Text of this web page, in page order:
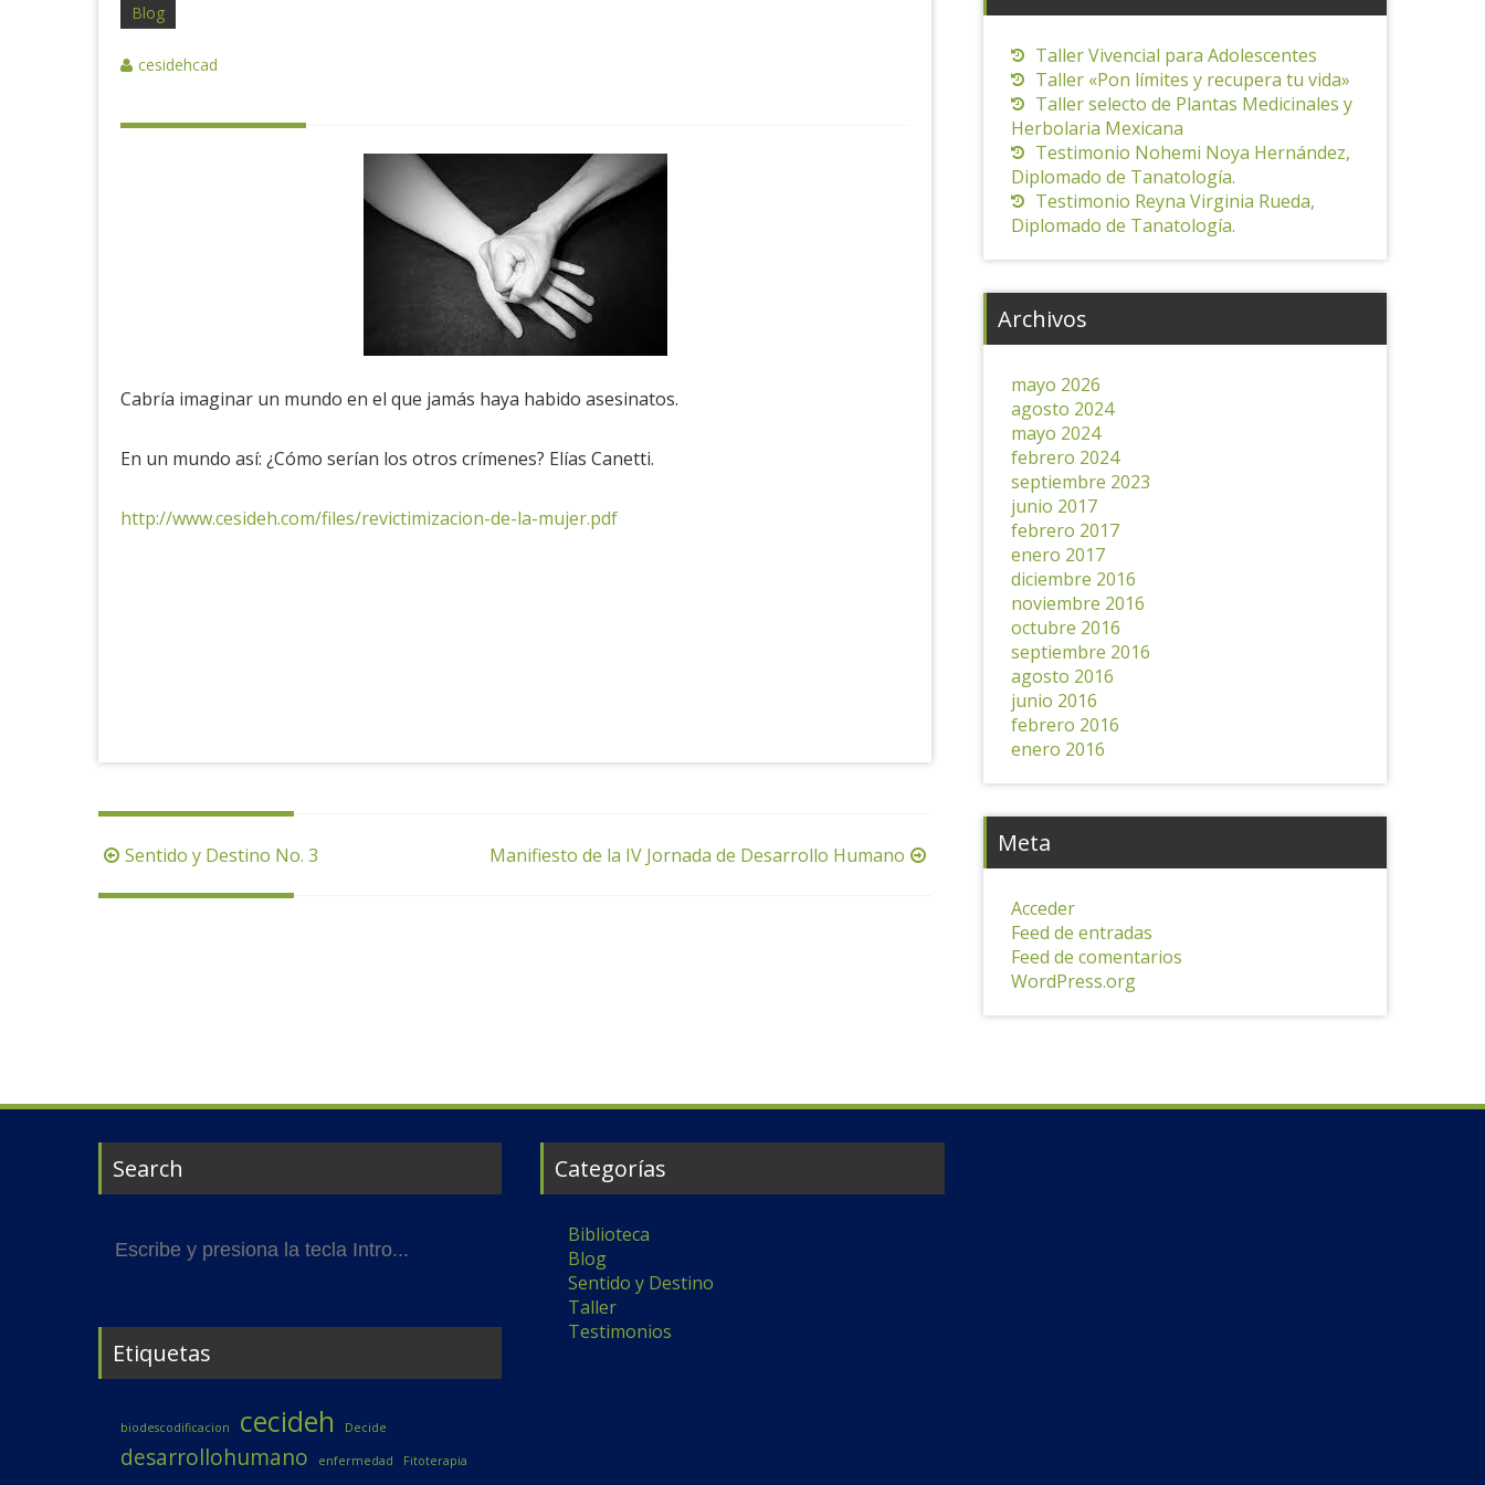
Blog
cesidehcad
Cabría imaginar un mundo en el que jamás haya habido asesinatos.
En un mundo así: ¿Cómo serían los otros crímenes? Elías Canetti.
http://www.cesideh.com/files/revictimizacion-de-la-mujer.pdf
Navegación
de
Sentido y Destino No. 3 Manifiesto de la IV Jornada de Desarrollo Humano
Taller Vivencial para Adolescentes
Taller «Pon límites y recupera tu vida»
Taller selecto de Plantas Medicinales y
Herbolaria Mexicana
Testimonio Nohemi Noya Hernández,
Diplomado de Tanatología.
Testimonio Reyna Virginia Rueda,
Diplomado de Tanatología.
Archivos
mayo 2026
agosto 2024
mayo 2024
febrero 2024
septiembre 2023
junio 2017
febrero 2017
enero 2017
diciembre 2016
noviembre 2016
octubre 2016
septiembre 2016
agosto 2016
junio 2016
febrero 2016
enero 2016
Meta
Acceder
Feed de entradas
Feed de comentarios
WordPress.org
Search
Etiquetas
biodescodificacion cecideh Decide
desarrollohumano enfermedad
Fitoterapia
Categorías
Biblioteca
Blog
Sentido y Destino
Taller
Testimonios